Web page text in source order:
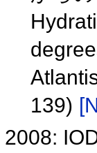
139)
2008: